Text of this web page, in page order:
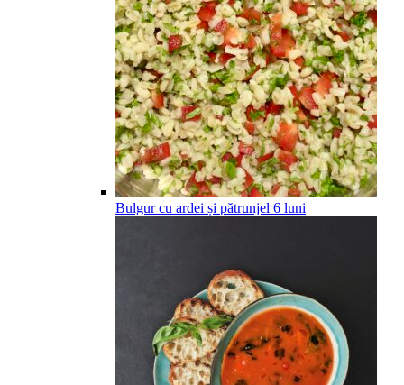
Bulgur cu ardei și pătrunjel 6 luni